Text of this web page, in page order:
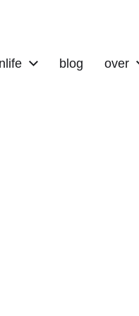
blog over